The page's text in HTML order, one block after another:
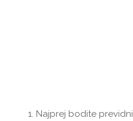
Najprej bodite previdni